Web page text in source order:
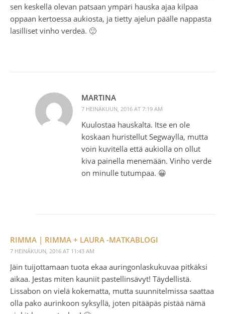
sen keskellä olevan patsaan ympäri hauska ajaa kilpaa
oppaan kertoessa aukiosta, ja tietty ajelun päälle nappasta
lasilliset vinho verdeä. 🙂
MARTINA
7 HEINÄKUUN, 2016 AT 7:19 AM
Kuulostaa hauskalta. Itse en ole
koskaan huristellut Segwaylla, mutta
voin kuvitella että aukiolla on ollut
kiva painella menemään. Vinho verde
on minulle tutumpaa. 😀
RIMMA | RIMMA + LAURA -MATKABLOGI
7 HEINÄKUUN, 2016 AT 11:43 AM
Jäin tuijottamaan tuota ekaa auringonlaskukuvaa pitkäksi
aikaa. Jestas miten kauniit pastellinsävyt! Täydellistä.
Lissabon on vielä kokematta, mutta suunnitelmissa saattaa
olla pako aurinkoon syksyllä, joten pitääpäs pistää nämä